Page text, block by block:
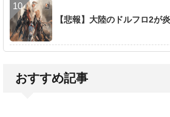
【悲報】大陸のドルフロ2が
おすすめ記事